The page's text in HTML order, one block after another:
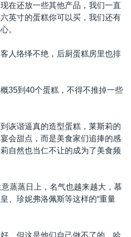
在还放一些其他产品，我们一直
英寸的蛋糕你可以买，我们还有
。
人络绎不绝，后厨蛋糕房里也排
35到40个蛋糕，不得不推掉一些
诙谐逼真的造型蛋糕，莱斯莉的
会甜点，而是美食家们追捧的感
自然也当仁不让的成为了美食频
蒸蒸日上，名气也越来越大，慕
、珍妮弗洛佩斯等这样的“重量
，但这是他们自己做不了的，哈